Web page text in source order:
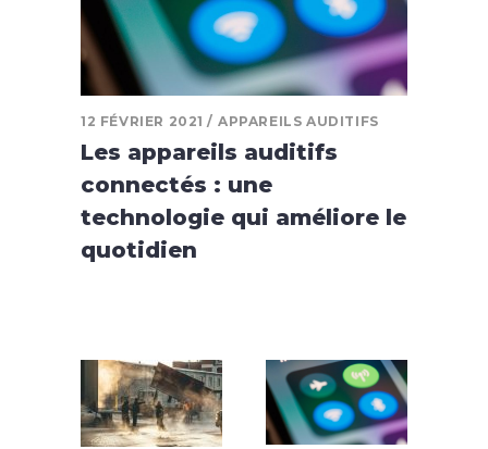
12 FÉVRIER 2021 APPAREILS AUDITIFS
Les appareils auditifs
connectés : une
technologie qui améliore le
quotidien